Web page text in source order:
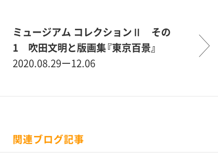
ミュージアム コレクションⅡ その
1 吹田文明と版画集『東京百景』
2020.08.29ー12.06
関連ブログ記事